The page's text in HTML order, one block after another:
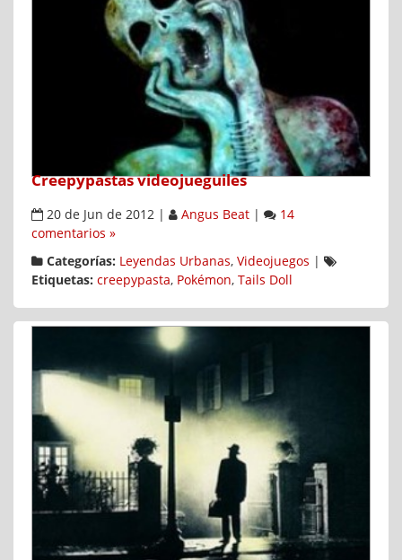
Creepypastas videojueguiles
20 de Jun de 2012 | Angus Beat |
14
comentarios »
Categorías: Leyendas Urbanas, Videojuegos |
Etiquetas: creepypasta, Pokémon, Tails Doll